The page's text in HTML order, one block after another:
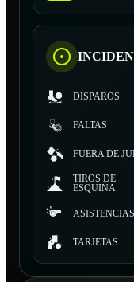
DISPAROS
FALTAS
FUERA DE
TIROS DE
ESQUINA
ASISTENCIAS
TARJETAS